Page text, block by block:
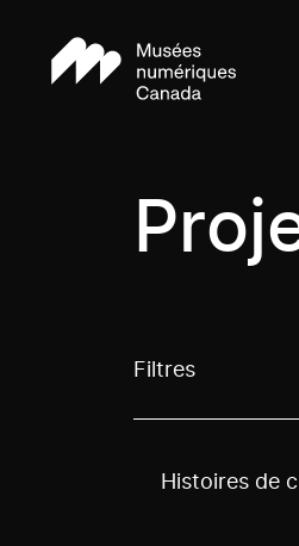
Filtres
Use these
Histoires de